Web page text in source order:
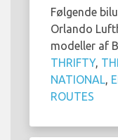
Følgende
Orlando
modeller af
THRIFTY,
NATIONAL
ROUTES